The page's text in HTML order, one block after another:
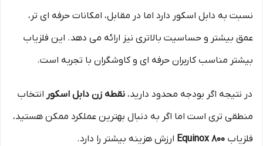
نسبت به دابل اسکور دارد اما در مقابل، امکانات حرفه‌ ای‌ تر،
عمق بیشتر و حساسیت بالاتری نیز ارائه می‌ دهد. این فلزیاب
بیشتر مناسب کاربران حرفه‌ ای و کاوشگران با تجربه است.
در نتیجه اگر بودجه محدود دارید، نقطه زن دابل اسکور انتخاب
منطقی‌ تری است اما اگر به دنبال بهترین عملکرد ممکن هستید،
فلزیاب Equinox 800 ارزش هزینه بیشتر را دارد.